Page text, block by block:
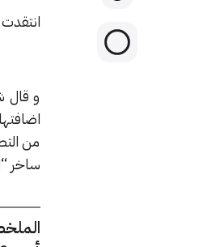
و قال
من
ساخر